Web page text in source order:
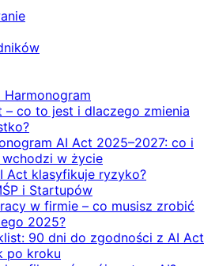
– co to jest i dlaczego zmienia
AI Act 2025–2027: co i
w życie
Act klasyfikuje ryzyko?
i Startupów
w firmie – co musisz zrobić
2025?
90 dni do zgodności z AI Act
po kroku